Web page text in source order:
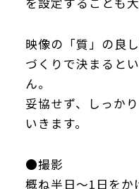
映像の「質」の良
づくりで決まると
ん。
妥協せず、しっか
いきます。
●撮影
概ね半日～1日をか